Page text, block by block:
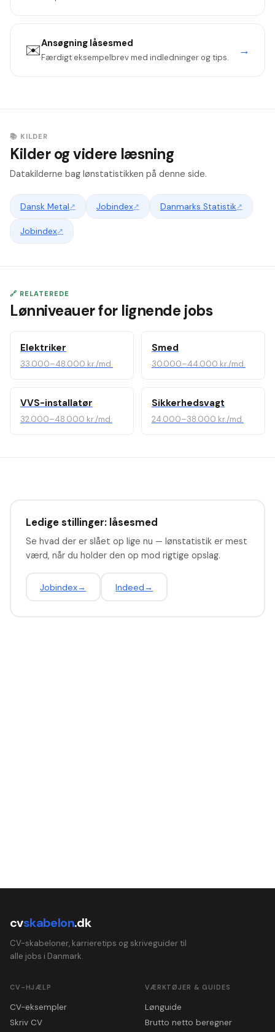
✉️Ansøgning låsesmed
Færdigt eksempelbrev med indledninger og tips.
→
📚 KILDER
Kilder og videre læsning
Datakilderne bag lønstatistikken på denne side.
Dansk Metal↗ Jobindex↗ Danmarks Statistik↗
Jobindex↗
🔗 RELATEREDE
Lønniveauer for lignende jobs
Elektriker
33.000–48.000 kr./md.
Smed
30.000–44.000 kr./md.
VVS-installatør
32.000–48.000 kr./md.
Sikkerhedsvagt
24.000–38.000 kr./md.
Ledige stillinger: låsesmed
Se hvad der er slået op lige nu — lønstatistik er mest
værd, når du holder den op mod rigtige opslag.
Jobindex→ Indeed→
cvskabelon.dk
CV-skabeloner, karrieretips og skriveguider til
alle jobs i Danmark.
CV-HJÆLP
CV-eksempler
Skriv CV
VÆRKTØJER & GUIDES
Lønguide
Brutto netto beregner